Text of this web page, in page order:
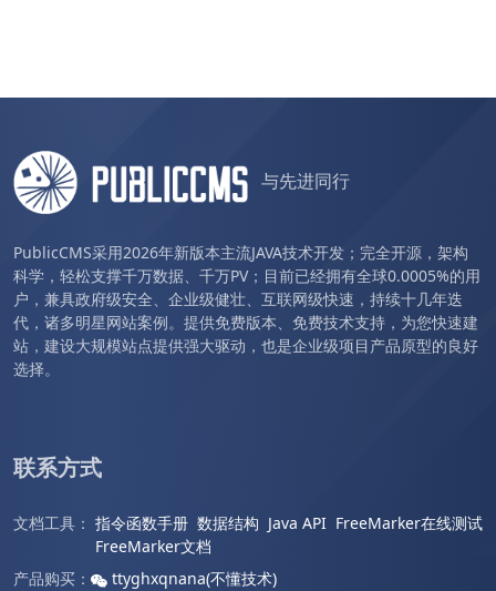
与先进同行
PublicCMS采用2026年新版本主流JAVA技术开发；完全开源，架构
科学，轻松支撑千万数据、千万PV；目前已经拥有全球0.0005%的用
户，兼具政府级安全、企业级健壮、互联网级快速，持续十几年迭
代，诸多明星网站案例。提供免费版本、免费技术支持，为您快速建
站，建设大规模站点提供强大驱动，也是企业级项目产品原型的良好
选择。
联系方式
文档工具： 指令函数手册 数据结构 Java API FreeMarker在线测试
FreeMarker文档
产品购买：
ttyghxqnana(不懂技术)